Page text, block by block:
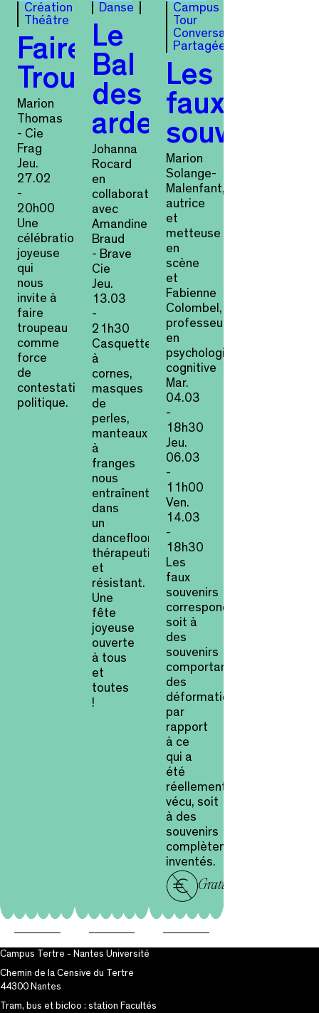
Création
Théâtre
Faire
Troupeau
Marion
Thomas
- Cie
Frag
Jeu.
27.02
-
20h00
Une
célébration
joyeuse
qui
nous
invite à
faire
troupeau
comme
force
de
contestation
politique.
Danse
Le
Bal
des
ardentes
Johanna
Rocard
en
collaboration
avec
Amandine
Braud
- Brave
Cie
Jeu.
13.03
-
21h30
Casquettes
à
cornes,
masques
de
perles,
manteaux
à
franges
nous
entraînent
dans
un
dancefloor
thérapeutique
et
résistant.
Une
fête
joyeuse
ouverte
à tous
et
toutes
!
Campus
Tour
Conversation
Partagée
Les
faux-
souvenirs
Marion
Solange-
Malenfant,
autrice
et
metteuse
en
scène
et
Fabienne
Colombel,
professeure
en
psychologie
cognitive
Mar.
04.03
-
18h30
Jeu.
06.03
-
11h00
Ven.
14.03
-
18h30
Les
faux
souvenirs
correspondent
soit à
des
souvenirs
comportant
des
déformations
par
rapport
à ce
qui a
été
réellement
vécu, soit
à des
souvenirs
complètement
inventés.
Gratuit
Campus Tertre - Nantes Université
Chemin de la Censive du Tertre
44300 Nantes
Tram, bus et bicloo : station Facultés